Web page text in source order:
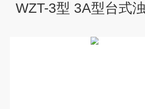
WZT-3型 3A型台式